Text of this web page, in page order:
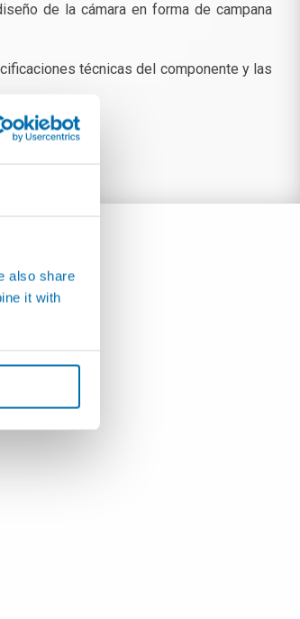
also share
it with
de la cámara en forma de campana
técnicas del componente y las